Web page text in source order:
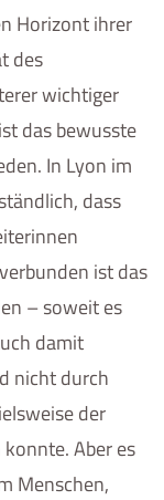
Horizont ihrer
des
wichtiger
das bewusste
In Lyon im
dass
ist das
– soweit es
damit
nicht durch
der
Aber es
Menschen,